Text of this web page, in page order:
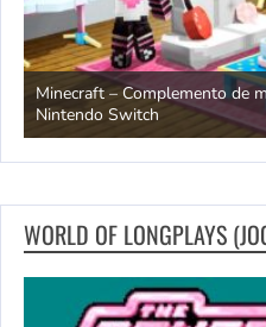
Minecraft – Complemento de
Nintendo Switch
WORLD OF LONGPLAYS